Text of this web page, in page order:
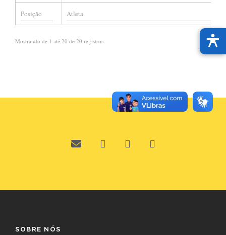
Mostrando de 1 até 20 de 20 registros
SOBRE NÓS